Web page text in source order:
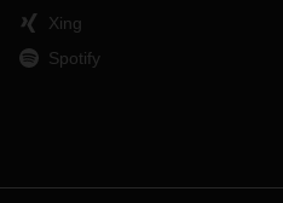
Xing
Spotify